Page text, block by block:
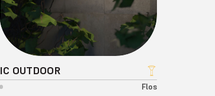
IC OUTDOOR
Flos